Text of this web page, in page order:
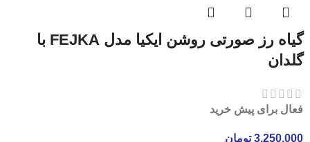
گیاه رز صورتی روشن ایکیا مدل FEJKA با
گلدان
فعال برای پیش خرید
3,250,000 تومان